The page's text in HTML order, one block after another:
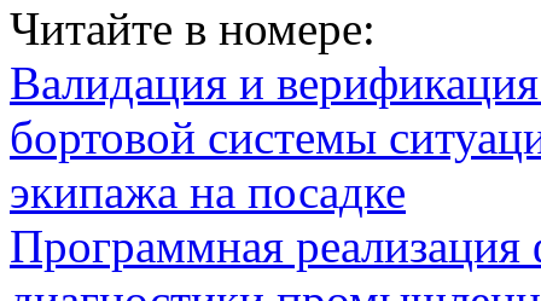
Читайте в номере:
Валидация и
бортовой системы
экипажа на посадке
Программная